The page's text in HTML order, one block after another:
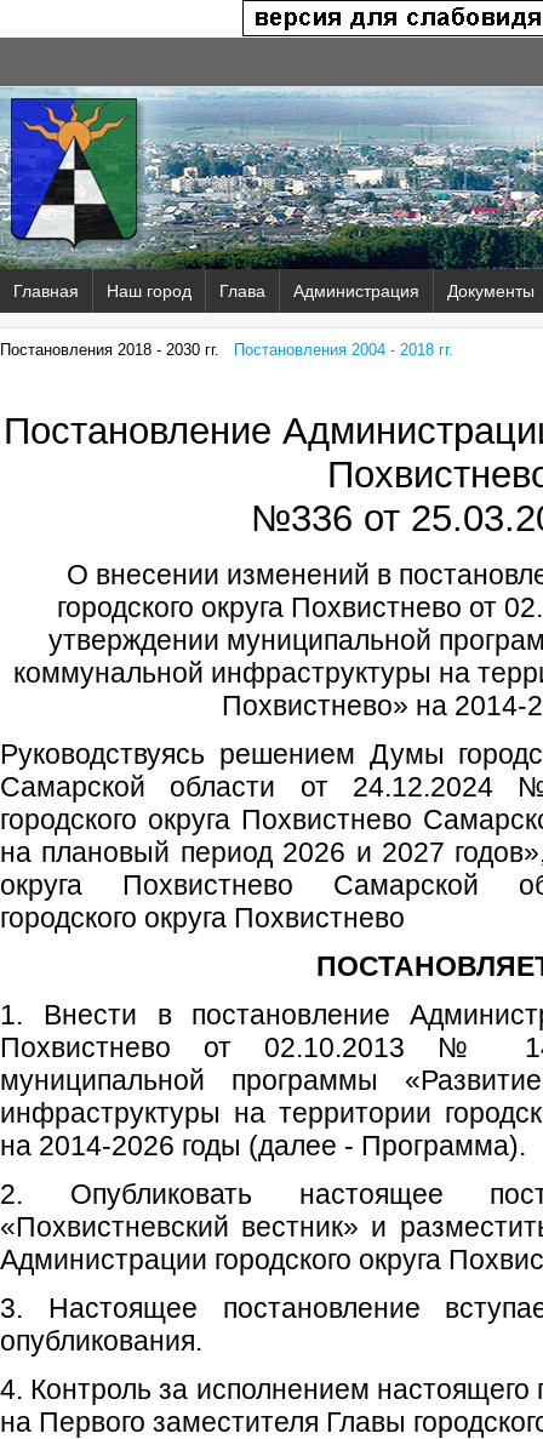
Главная Наш город Глава Администрация Документы
Постановления 2018 - 2030 гг. Постановления 2004 - 2018 гг.
Постановление
№336 от
О внесении изменений в
городского округа Похвистнево от
утверждении муниципальной
коммунальной инфраструктуры на
Похвистнево» на 2014-
Руководствуясь решением Думы
Самарской области от
городского округа Похвистнево
на плановый период 2026 и 2027
округа Похвистнево Самарской
городского округа Похвистнево
1. Внести в постановление
Похвистнево от 02.10.2013 №
муниципальной программы
инфраструктуры на территории
на 2014-2026 годы (далее - Программа).
2. Опубликовать настоящее
«Похвистневский вестник» и
Администрации городского округа
3. Настоящее постановление
опубликования.
4. Контроль за исполнением настоящего
на Первого заместителя Главы